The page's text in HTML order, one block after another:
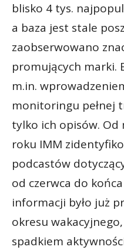
blisko 4 tys.
a baza jest stale
zaobserwowano
promujących marki.
m.in.
monitoringu pełnej
tylko ich opisów. Od
roku IMM
podcastów
od czerwca do
informacji było już
okresu
spadkiem